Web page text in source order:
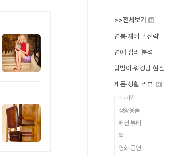
>>전체보기
연봉·재테크 전략
연애 심리 분석
맞벌이·워킹맘 현실
제품·생활 리뷰
IT·가전
생활용품
패션·뷰티
책
영화·공연